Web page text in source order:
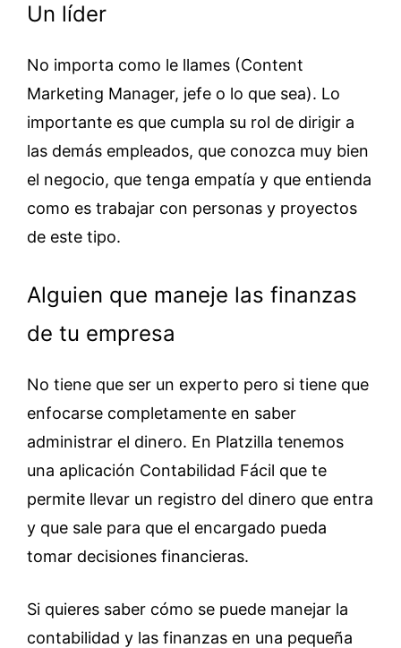
Un líder
No importa como le llames (Content
Marketing Manager, jefe o lo que sea). Lo
importante es que cumpla su rol de dirigir a
las demás empleados, que conozca muy bien
el negocio, que tenga empatía y que entienda
como es trabajar con personas y proyectos
de este tipo.
Alguien que maneje las finanzas
de tu empresa
No tiene que ser un experto pero si tiene que
enfocarse completamente en saber
administrar el dinero. En Platzilla tenemos
una aplicación Contabilidad Fácil que te
permite llevar un registro del dinero que entra
y que sale para que el encargado pueda
tomar decisiones financieras.
Si quieres saber cómo se puede manejar la
contabilidad y las finanzas en una pequeña